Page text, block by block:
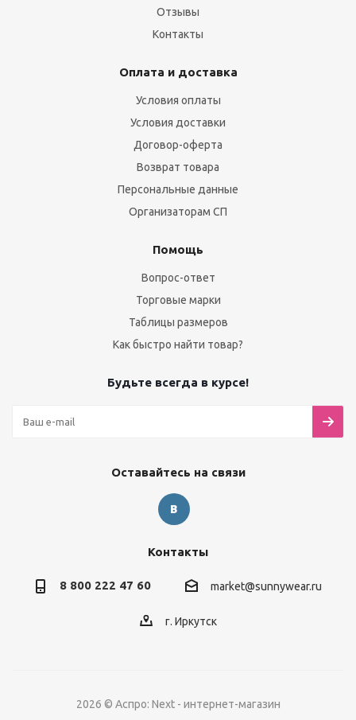
Отзывы
Контакты
Оплата и доставка
Условия оплаты
Условия доставки
Договор-оферта
Возврат товара
Персональные данные
Организаторам СП
Помощь
Вопрос-ответ
Торговые марки
Таблицы размеров
Как быстро найти товар?
Будьте всегда в курсе!
Оставайтесь на связи
Контакты
8 800 222 47 60 market@sunnywear.ru
г. Иркутск
2026 © Аспро: Next - интернет-магазин